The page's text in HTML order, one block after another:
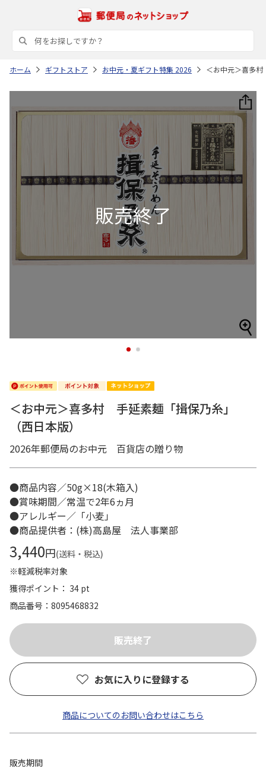
ホーム ギフトストア お中元・夏ギフト特集 2026 ＜お中元＞喜多
1 2
＜お中元＞喜多村 手延素麺「揖保乃糸」
（西日本版）
2026年郵便局のお中元 百貨店の贈り物
●商品内容／50g×18(木箱入)
●賞味期間／常温で2年6ヵ月
●アレルギー／「小麦」
●商品提供者：(株)高島屋 法人事業部
3,440円(送料・税込)
※軽減税率対象
獲得ポイント： 34 pt
商品番号
8095468832
お気に入りに登録する
商品についてのお問い合わせはこちら
販売期間